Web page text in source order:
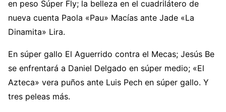
en peso Súper Fly; la belleza en el cuadrilátero de
nueva cuenta Paola «Pau» Macías ante Jade «La
Dinamita» Lira.
En súper gallo El Aguerrido contra el Mecas; Jesús Be
se enfrentará a Daniel Delgado en súper medio; «El
Azteca» vera puños ante Luis Pech en súper gallo. Y
tres peleas más.